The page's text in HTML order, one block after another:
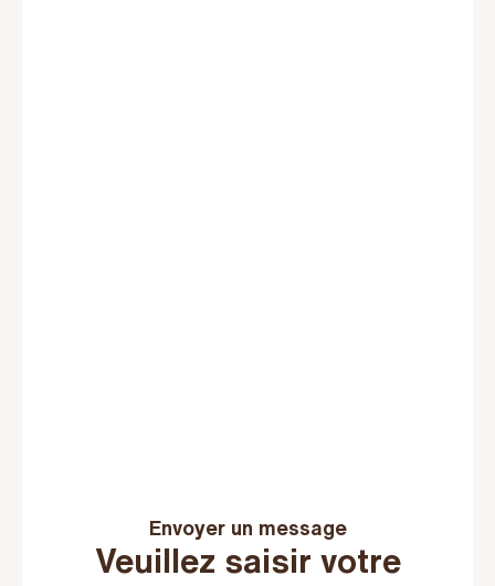
Envoyer un message
Veuillez saisir votre